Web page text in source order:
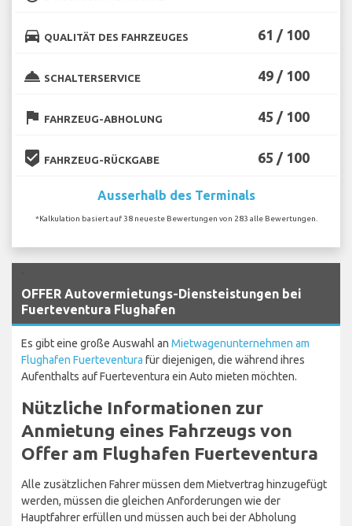
directions_car QUALITÄT DES FAHRZEUGES 61 / 100
room_service SCHALTERSERVICE 49 / 100
flag FAHRZEUG-ABHOLUNG 45 / 100
beenhere FAHRZEUG-RÜCKGABE 65 / 100
Ausserhalb des Terminals
*Kalkulation basiert auf 38 neueste Bewertungen von 283 alle Bewertungen.
OFFER Autovermietungs-Diensteistungen bei
Fuerteventura Flughafen
Es gibt eine große Auswahl an Mietwagenunternehmen am
Flughafen Fuerteventura für diejenigen, die während ihres
Aufenthalts auf Fuerteventura ein Auto mieten möchten.
Nützliche Informationen zur
Anmietung eines Fahrzeugs von
Offer am Flughafen Fuerteventura
Alle zusätzlichen Fahrer müssen dem Mietvertrag hinzugefügt
werden, müssen die gleichen Anforderungen wie der
Hauptfahrer erfüllen und müssen auch bei der Abholung